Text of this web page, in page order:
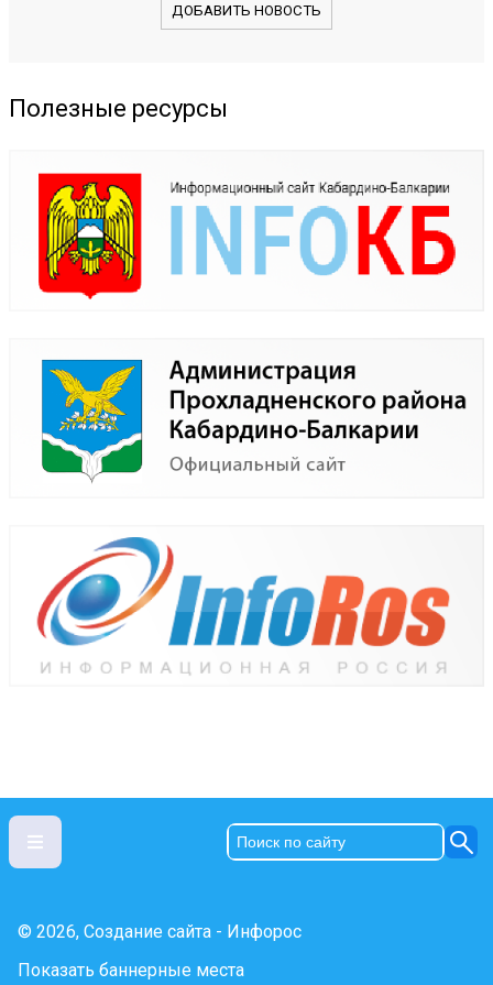
ДОБАВИТЬ НОВОСТЬ
Полезные ресурсы
© 2026, Создание сайта - Инфорос
Показать баннерные места